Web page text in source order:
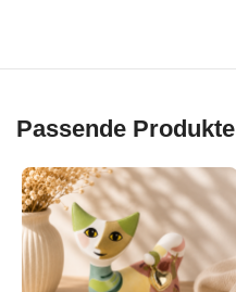
Passende Produkte